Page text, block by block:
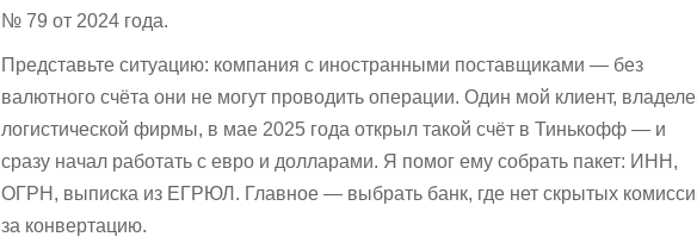
№ 79 от 2024 года.
Представьте ситуацию: компания с иностранными поставщиками — без
валютного счёта они не могут проводить операции. Один мой клиент,
логистической фирмы, в мае 2025 года открыл такой счёт в Тинькофф — и
сразу начал работать с евро и долларами. Я помог ему собрать пакет: ИНН,
ОГРН, выписка из ЕГРЮЛ. Главное — выбрать банк, где нет скрытых
за конвертацию.